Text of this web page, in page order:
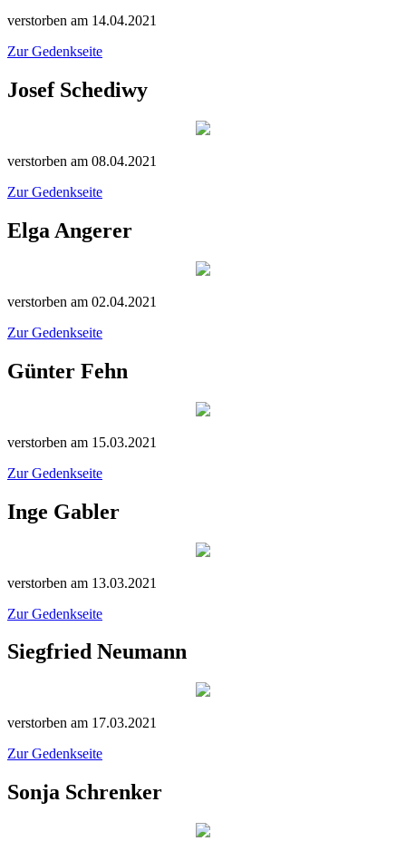
verstorben am 14.04.2021
Zur Gedenkseite
Josef Schediwy
verstorben am 08.04.2021
Zur Gedenkseite
Elga Angerer
verstorben am 02.04.2021
Zur Gedenkseite
Günter Fehn
verstorben am 15.03.2021
Zur Gedenkseite
Inge Gabler
verstorben am 13.03.2021
Zur Gedenkseite
Siegfried Neumann
verstorben am 17.03.2021
Zur Gedenkseite
Sonja Schrenker